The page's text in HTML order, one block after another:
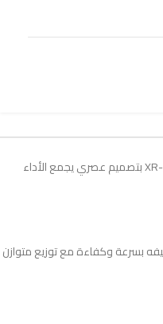
من علامة one-step ويحمل الموديل XR-8801 بتصميم عصري يجمع الأداء
وتصفيفه بسرعة وكفاءة مع توزيع متوازن